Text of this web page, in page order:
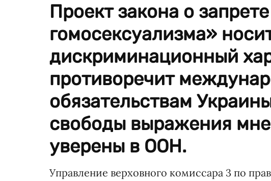
Проект закона о
гомосексуализма»
дискриминационный
противоречит
обязательствам
свободы выражения
уверены в ООН.
Управление верховного комиссара 3 по